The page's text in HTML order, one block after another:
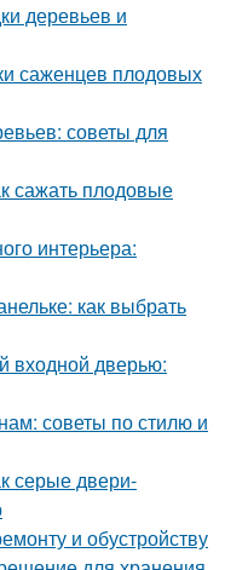
деревьев и
саженцев плодовых
советы для
сажать плодовые
интерьера:
как выбрать
входной дверью:
советы по стилю и
серые двери-
и обустройству